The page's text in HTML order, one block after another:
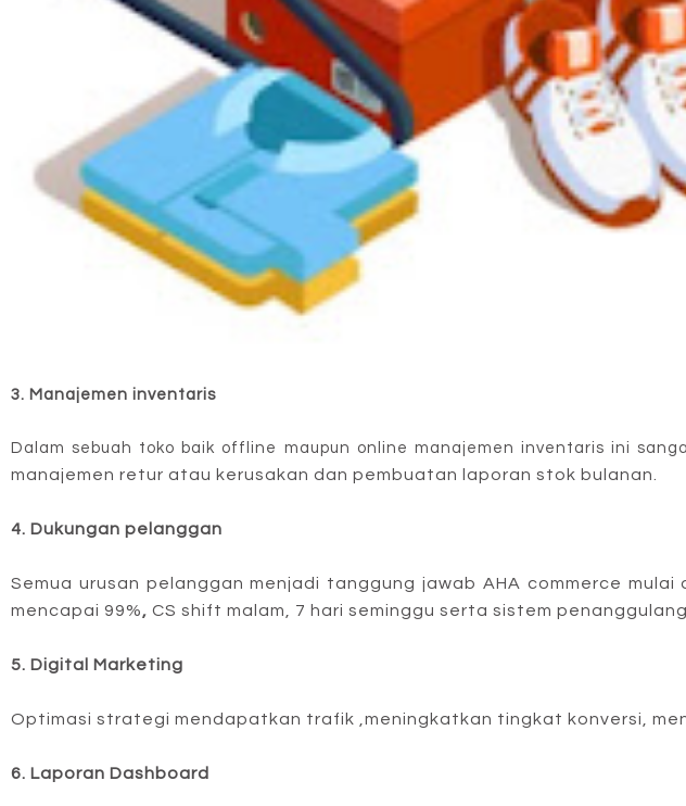
3. Manajemen inventaris
Dalam sebuah toko baik offline maupun online manajemen inventaris ini
manajemen retur atau kerusakan dan pembuatan laporan stok bulanan.
4. Dukungan pelanggan
Semua urusan pelanggan menjadi tanggung jawab AHA commerce
mencapai 99%, CS shift malam, 7 hari seminggu serta sistem
5. Digital Marketing
Optimasi strategi mendapatkan trafik ,meningkatkan tingkat konversi, m
6. Laporan Dashboard